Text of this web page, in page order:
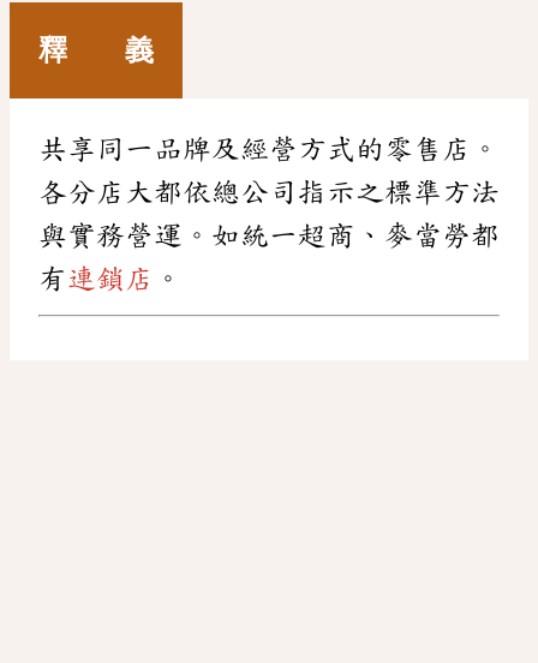
釋 義
共享同一品牌及經營方式的零售店。
各分店大都依總公司指示之標準方法
與實務營運。如統一超商、麥當勞都
有連鎖店 。